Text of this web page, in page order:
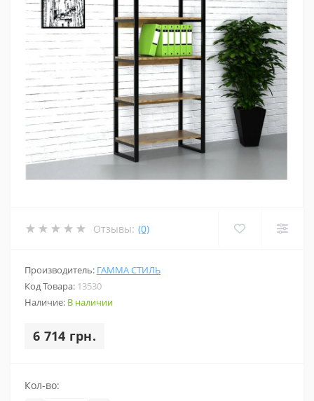
Отзывы: (0)
Производитель: ГАММА СТИЛЬ
Код Товара: 13530
Наличие: В наличии
6 714 грн.
Кол-во: